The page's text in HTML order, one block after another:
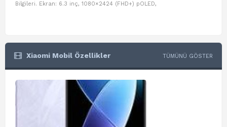
Bilgileri. Ekran: 6.3 inç, 1080×2424 (FHD+) pOLED,
Xiaomi Mobil Özellikler TÜMÜNÜ GÖSTER